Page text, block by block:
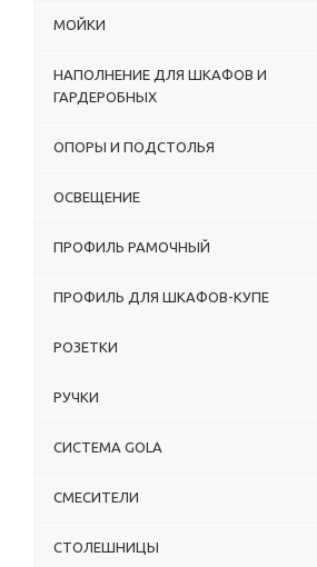
МОЙКИ
НАПОЛНЕНИЕ ДЛЯ ШКАФОВ И
ГАРДЕРОБНЫХ
ОПОРЫ И ПОДСТОЛЬЯ
ОСВЕЩЕНИЕ
ПРОФИЛЬ РАМОЧНЫЙ
ПРОФИЛЬ ДЛЯ ШКАФОВ-КУПЕ
РОЗЕТКИ
РУЧКИ
СИСТЕМА GOLA
СМЕСИТЕЛИ
СТОЛЕШНИЦЫ